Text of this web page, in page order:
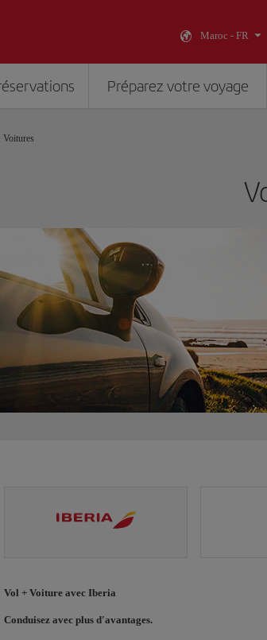
Maroc - FR
Préparez votre voyage
Voitures
Vol + Voiture avec Iberia
Conduisez avec plus d'avantages.